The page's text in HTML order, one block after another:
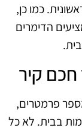
כמו כן,
הדימרים
קיר
פרמטרים,
בבית. לא כל